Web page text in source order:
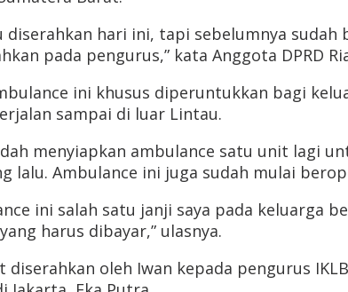
diserahkan hari ini, tapi sebelumnya
pada pengurus,” kata Anggota DPRD
ini khusus diperuntukkan bagi
sampai di luar Lintau.
menyiapkan ambulance satu unit lagi
lalu. Ambulance ini juga sudah mulai
ini salah satu janji saya pada keluarga
harus dibayar,” ulasnya.
diserahkan oleh Iwan kepada pengurus